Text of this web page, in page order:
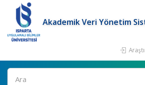
Akademik Veri Yönetim
Ara